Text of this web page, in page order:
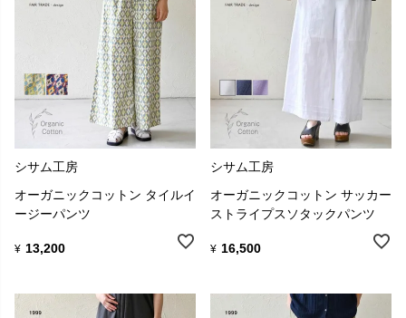
シサム工房
オーガニックコットン タイルイ
ージーパンツ
¥ 13,200
シサム工房
オーガニックコットン サッカー
ストライプスソタックパンツ
¥ 16,500